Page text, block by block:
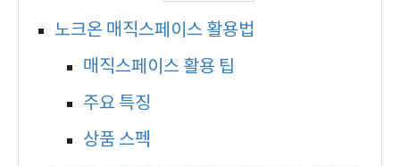
노크온 매직스페이스 활용법
매직스페이스 활용 팁
주요 특징
상품 스펙